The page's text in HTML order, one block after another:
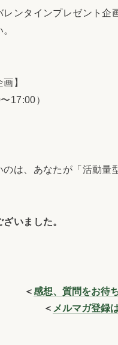
ンタインプレゼント企
】
17:00）
は、あなたが「活動量
いました。
＜感想、質問をお待
＜ メルマガ登録